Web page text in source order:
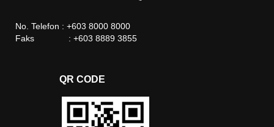
No. Telefon : +603 8000 8000
Faks : +603 8889 3855
QR CODE